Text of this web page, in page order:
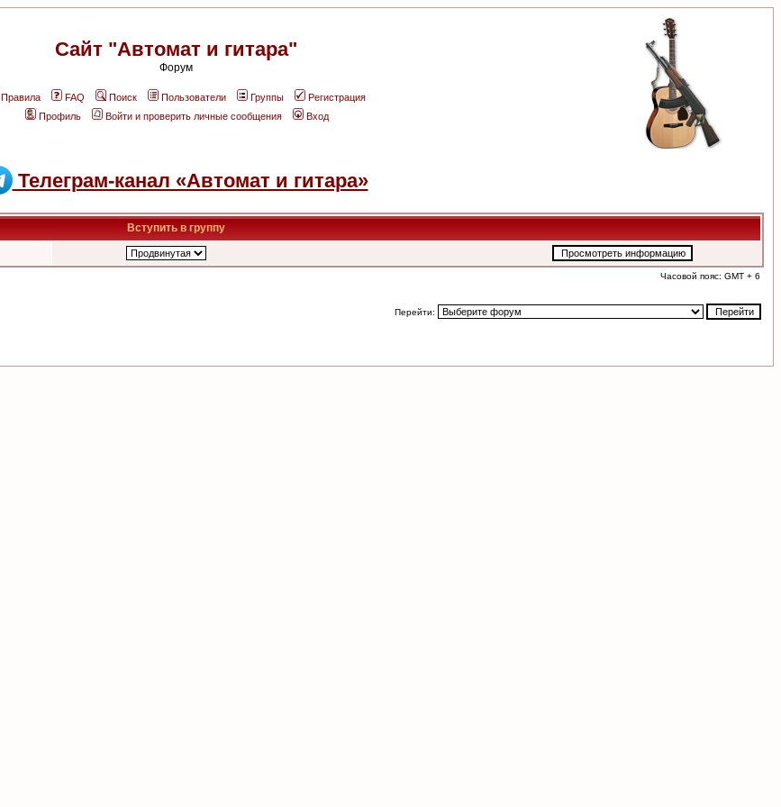
Сайт "Автомат и гитара"
Форум
Правила FAQ Поиск Пользователи Группы
Регистрация
Профиль
Войти и проверить личные сообщения Вход
Телеграм-канал «Автомат и гитара»
Вступить в группу
Часовой пояс: GMT + 6
Перейти: